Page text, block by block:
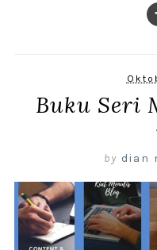
Buku Seri
by dian